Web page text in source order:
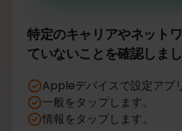
特定のキャリアやネット
ていないことを確認しまし
Appleデバイスで設定アプ
一般をタップします。
情報をタップします。